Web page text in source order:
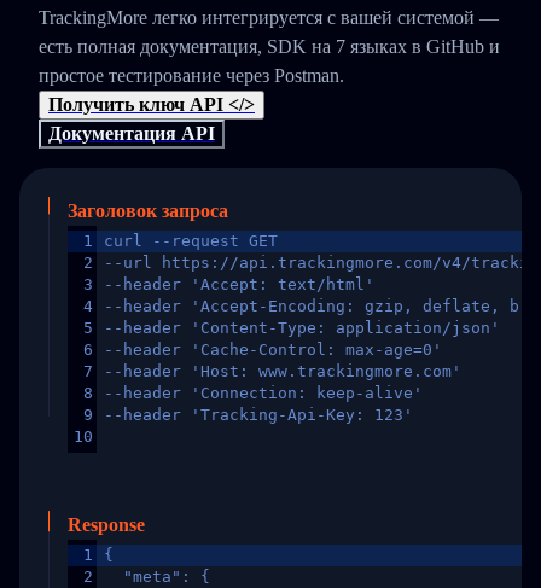
TrackingMore легко интегрируется с вашей системой —
есть полная документация, SDK на 7 языках в GitHub и
простое тестирование через Postman.
Получить ключ API </>
Документация API
Заголовок запроса
1
2
3
4
5
6
7
8
9
10
curl --request GET
--url https://api.trackingmore.com/v4/trackings/
--header 'Accept: text/html'
--header 'Accept-Encoding: gzip, deflate,
--header 'Content-Type: application/json'
--header 'Cache-Control: max-age=0'
--header 'Host: www.trackingmore.com'
--header 'Connection: keep-alive'
--header 'Tracking-Api-Key: 123'
Response
1
2
{
  "meta": {